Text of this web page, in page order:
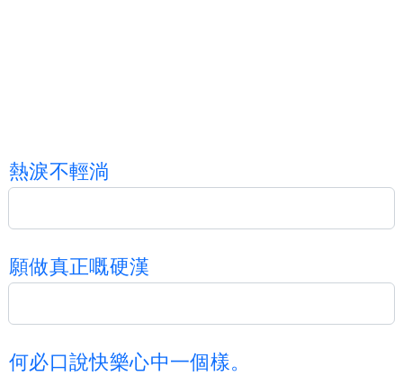
熱淚不輕淌
願做真正嘅硬漢
何必口說快樂心中一個樣。